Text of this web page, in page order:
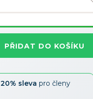
Nejoblíbenější
PŘIDAT DO KOŠÍKU
20% sleva pro členy